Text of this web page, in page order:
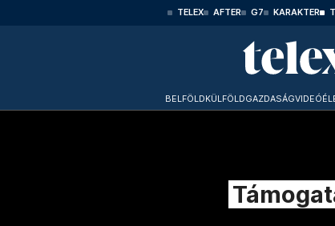
TELEX AFTER G7 KARAKTER
BELFÖLDKÜLFÖLDGAZDASÁGVIDEÓ